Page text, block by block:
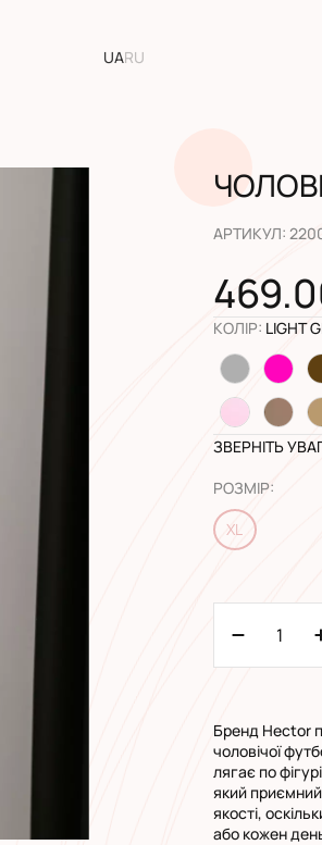
UARU
АРТИКУЛ:
КОЛІР: LIGHT
ЗВЕРНІТЬ
РОЗМІР:
XL
Бренд Hector
чоловічої
лягає по
який приємний
якості,
або кожен